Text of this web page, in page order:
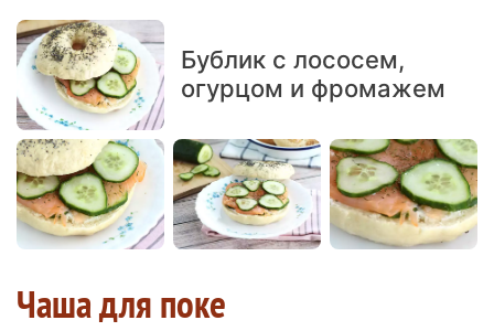
Бублик с лососем,
огурцом и фромажем
Чаша для поке